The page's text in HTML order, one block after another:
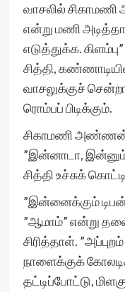
வாசலில்
என்று மணி
எடுத்துக்க.
சித்தி,
வாசலுக்குச்
ரொம்பப் பிடிக்கும்.
சிகாமணி அண்ணன்
”இன்னாடா,
சித்தி உச்சுக்
”இன்னைக்கும்
”ஆமாம்” என்று
சிரித்தாள்.
நாளைக்குக்
தட்டிப்போட்டு,